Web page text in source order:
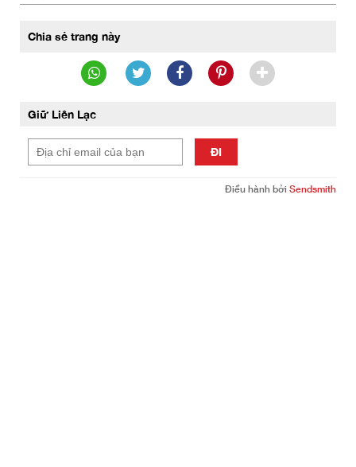
Chia sẻ trang này
Giữ Liên Lạc
ĐI
Điều hành bởi Sendsmith